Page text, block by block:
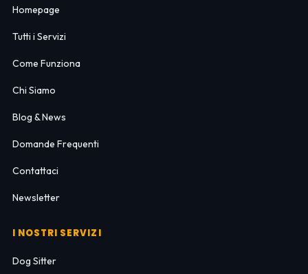
Homepage
Tutti i Servizi
Come Funziona
Chi Siamo
Blog & News
Domande Frequenti
Contattaci
Newsletter
I NOSTRI SERVIZI
Dog Sitter